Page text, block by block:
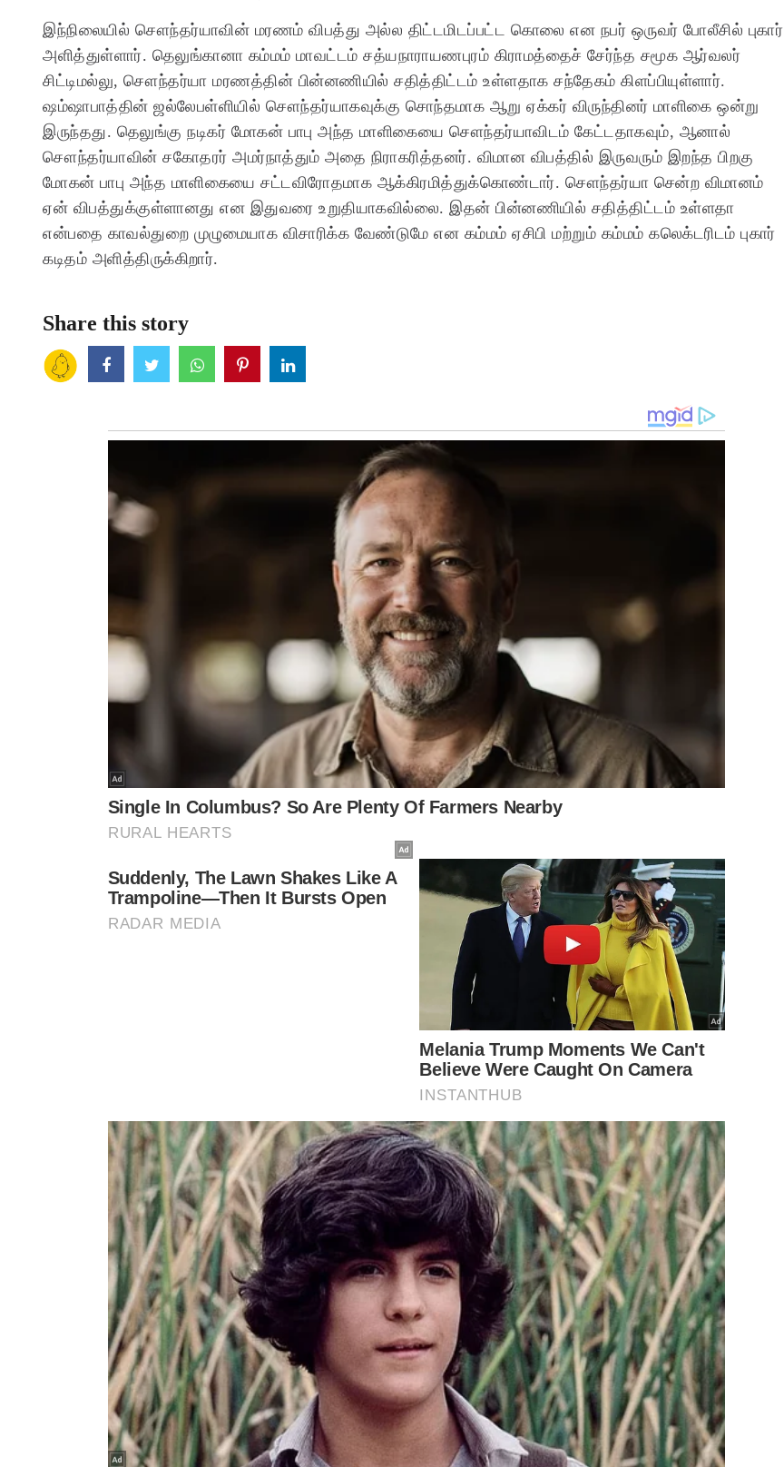
இந்நிலையில் சௌந்தர்யாவின் மரணம் விபத்து அல்ல திட்டமிடப்பட்ட கொலை என நபர் ஒருவர் போலீசில் புகார்
அளித்துள்ளார். தெலுங்கானா கம்மம் மாவட்டம் சத்யநாராயணபுரம் கிராமத்தைச் சேர்ந்த சமூக ஆர்வலர்
சிட்டிமல்லு, சௌந்தர்யா மரணத்தின் பின்னணியில் சதித்திட்டம் உள்ளதாக சந்தேகம் கிளப்பியுள்ளார்.
ஷம்ஷாபாத்தின் ஜல்லேபள்ளியில் சௌந்தர்யாகவுக்கு சொந்தமாக ஆறு ஏக்கர் விருந்தினர் மாளிகை ஒன்று
இருந்தது. தெலுங்கு நடிகர் மோகன் பாபு அந்த மாளிகையை சௌந்தர்யாவிடம் கேட்டதாகவும், ஆனால்
சௌந்தர்யாவின் சகோதரர் அமர்நாத்தும் அதை நிராகரித்தனர். விமான விபத்தில் இருவரும் இறந்த பிறகு
மோகன் பாபு அந்த மாளிகையை சட்டவிரோதமாக ஆக்கிரமித்துக்கொண்டார். சௌந்தர்யா சென்ற விமானம்
ஏன் விபத்துக்குள்ளானது என இதுவரை உறுதியாகவில்லை. இதன் பின்னணியில் சதித்திட்டம் உள்ளதா
என்பதை காவல்துறை முழுமையாக விசாரிக்க வேண்டுமே என கம்மம் ஏசிபி மற்றும் கம்மம் கலெக்டரிடம் புகார்
கடிதம் அளித்திருக்கிறார்.
Share this story